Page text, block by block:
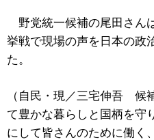
野党統一候補の尾田さん
挙戦で現場の声を日本の政
た。
（自民・現／三宅伸吾 候
て豊かな暮らしと国柄を守
にして皆さんのために働く